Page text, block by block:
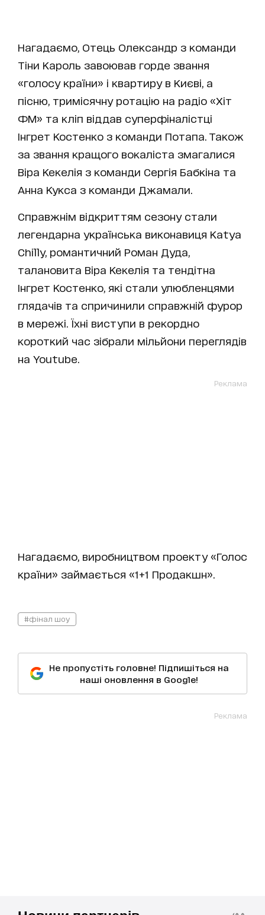
Нагадаємо, Отець Олександр з команди
Тіни Кароль завоював горде звання
«голосу країни» і квартиру в Києві, а
пісню, тримісячну ротацію на радіо «Хіт
ФМ» та кліп віддав суперфіналістці
Інгрет Костенко з команди Потапа. Також
за звання кращого вокаліста змагалися
Віра Кекелія з команди Сергія Бабкіна та
Анна Кукса з команди Джамали.
Справжнім відкриттям сезону стали
легендарна українська виконавиця Katya
Chilly, романтичний Роман Дуда,
талановита Віра Кекелія та тендітна
Інгрет Костенко, які стали улюбленцями
глядачів та спричинили справжній фурор
в мережі. Їхні виступи в рекордно
короткий час зібрали мільйони переглядів
на Youtube.
Реклама
Нагадаємо, виробництвом проекту «Голос
країни» займається «1+1 Продакшн».
#фінал шоу
Не пропустіть головне! Підпишіться на
наші оновлення в Google!
Реклама